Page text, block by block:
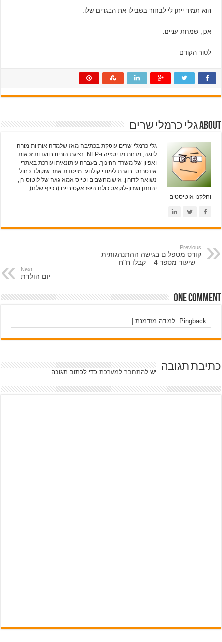
הוא תמיד ייתן לי לבחור בשבילו את הבגדים שלו.
אכן, שמחת עניים.
לטור הקודם
About גלי כרמלי שרים
גלי כרמלי-שרים עוסקת בכתיבה מאז שלמדה אותיות מורה
ליוגה, מנחת מדיטציה ו-NLP. נציגת הורים בוועדות זכאות
ואפיון של משרד החינוך. בעברה עיתונאית ועורכת באתרי
אינטרנט. בוגרת לימודי קולנוע. מייסדת אתר שוקולד כחול.
נשואה לדורון, איש מחשבים וטייס אמא גאה של לוטוס-רן,
יהונתן ושרון-לוקאס כולנו היפראקטיביים (בכייף שלנו),
וחלקנו אוטיסטים
Previous
קורס מטפלים בגישה ההתנהגותית
– שיעור מספר 4 – קבלו ח"ח
Next
יום הולדת
One comment
Pingback: למידה מזדמנת |
כתיבת תגובה ישלהתחבר למערכת כדי לכתוב תגובה.